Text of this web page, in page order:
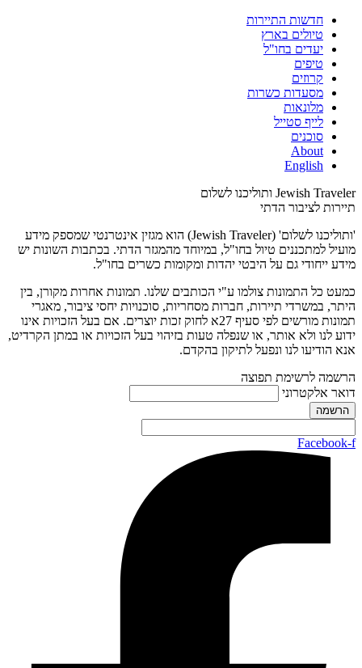
חדשות התיירות
טיולים בארץ
יעדים בחו"ל
טיפים
קרוזים
מסעדות כשרות
מלונאות
לייף סטייל
סוכנים
About
English
Jewish Traveler ותוליכנו לשלום
תיירות לציבור הדתי
'ותוליכנו לשלום' (Jewish Traveler) הוא מגזין אינטרנטי שמספק מידע
מועיל למתכננים טיול בחו"ל, במיוחד מהמגזר הדתי. בכתבות השונות יש
מידע ייחודי גם על היבטי יהדות ומקומות כשרים בחו"ל.
כמעט כל התמונות צולמו ע"י הכותבים שלנו. תמונות אחרות מקורן, בין
היתר, במשרדי תיירות, חברות מסחריות, סוכנויות יחסי ציבור, מאגרי
תמונות מורשים לפי סעיף 27א לחוק זכות יוצרים. אם בעל הזכויות אינו
ידוע לנו ולא אותר, או שנפלה טעות בזיהוי בעל הזכויות או במתן הקרדיט,
אנא הודיעו לנו ונפעל לתיקון בהקדם.
הרשמה לרשימת תפוצה
דואר אלקטרוני
Facebook-f